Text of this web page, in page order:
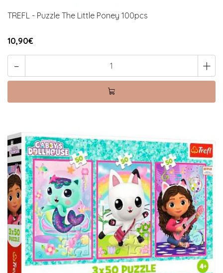
TREFL - Puzzle The Little Poney 100pcs
10,90€
- +